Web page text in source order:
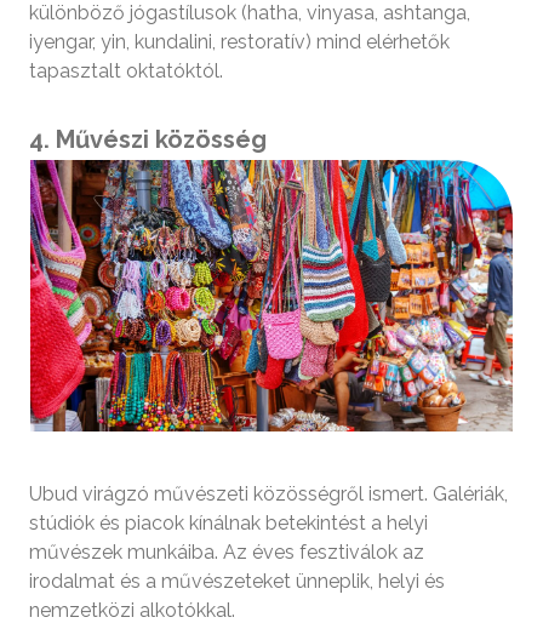
különböző jógastílusok (hatha, vinyasa, ashtanga,
iyengar, yin, kundalini, restoratív) mind elérhetők
tapasztalt oktatóktól.
4. Művészi közösség
Ubud virágzó művészeti közösségről ismert. Galériák,
stúdiók és piacok kínálnak betekintést a helyi
művészek munkáiba. Az éves fesztiválok az
irodalmat és a művészeteket ünneplik, helyi és
nemzetközi alkotókkal.